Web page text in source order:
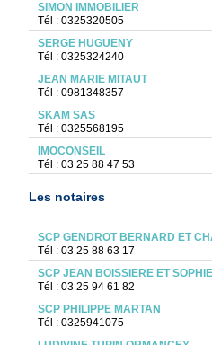
SIMON IMMOBILIER
Tél : 0325320505
SERGE HUGUENY
Tél : 0325324240
JEAN MARIE MITAUT
Tél : 0981348357
SKAM SAS
Tél : 0325568195
IMOCONSEIL
Tél : 03 25 88 47 53
Les notaires
SCP GENDROT BERNARD ET
Tél : 03 25 88 63 17
SCP JEAN BOISSIERE ET
Tél : 03 25 94 61 82
SCP PHILIPPE MARTAN
Tél : 0325941075